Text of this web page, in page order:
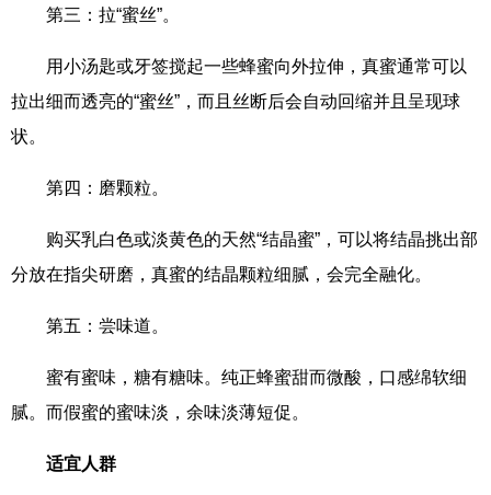
第三：拉“蜜丝”。
用小汤匙或牙签搅起一些蜂蜜向外拉伸，真蜜通常可以
拉出细而透亮的“蜜丝”，而且丝断后会自动回缩并且呈现球
状。
第四：磨颗粒。
购买乳白色或淡黄色的天然“结晶蜜”，可以将结晶挑出部
分放在指尖研磨，真蜜的结晶颗粒细腻，会完全融化。
第五：尝味道。
蜜有蜜味，糖有糖味。纯正蜂蜜甜而微酸，口感绵软细
腻。而假蜜的蜜味淡，余味淡薄短促。
适宜人群